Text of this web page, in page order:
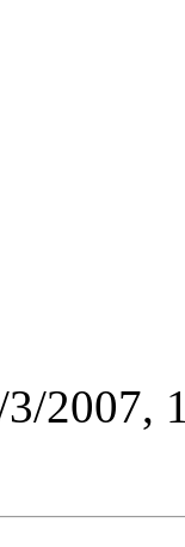
2007,